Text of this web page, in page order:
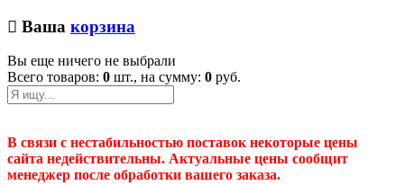
Ваша корзина
Вы еще ничего не выбрали
Всего товаров: 0 шт., на сумму: 0 руб.
В связи с нестабильностью поставок некоторые цены
сайта недействительны. Актуальные цены сообщит
менеджер после обработки вашего заказа.